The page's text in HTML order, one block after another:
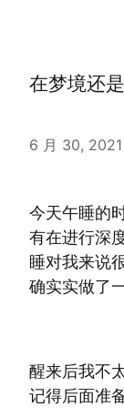
在梦境还
6 月 30, 2021
今天午睡的
有在进行深
睡对我来说
确实实做了
醒来后我不
记得后面准